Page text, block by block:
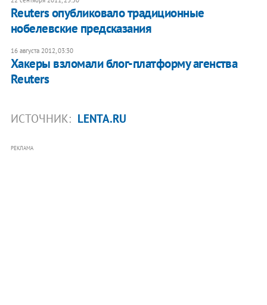
Reuters опубликовало традиционные
нобелевские предсказания
16 августа 2012, 03:30
Хакеры взломали блог-платформу агенства
Reuters
ИСТОЧНИК: LENTA.RU
РЕКЛАМА